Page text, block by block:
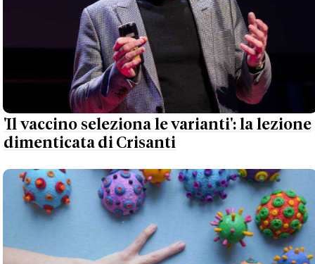
'Il vaccino seleziona le varianti': la lezione
dimenticata di Crisanti